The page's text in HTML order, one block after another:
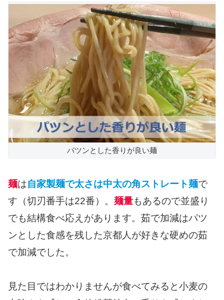
パツンとした香りが良い麺
麺は自家製麺で太さは中太の角ストレート麺で
す（切刃番手は22番）。 麺量もあるので並盛り
でも結構食べ応えがあります。茹で加減はパツ
ンとした食感を残した京都人が好きな硬めの茹
で加減でした。
見た目ではわかりませんが食べてみると小麦の